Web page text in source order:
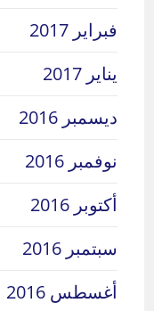
فبراير 2017
يناير 2017
ديسمبر 2016
نوفمبر 2016
أكتوبر 2016
سبتمبر 2016
أغسطس 2016